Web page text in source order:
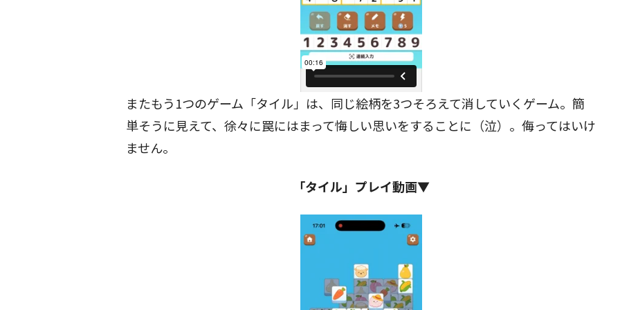
またもう1つのゲーム「タイル」は、同じ絵柄を3つそろえて消していくゲーム。簡
単そうに見えて、徐々に罠にはまって悔しい思いをすることに（泣）。侮ってはいけ
ません。
「タイル」プレイ動画▼